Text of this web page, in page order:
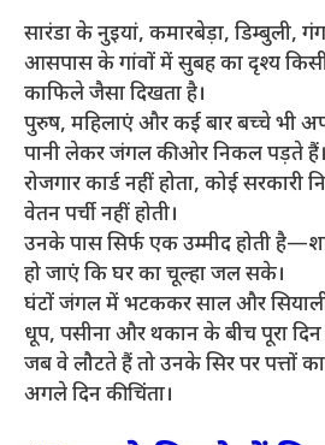
सारंडा के नुइयां, कमारबेड़ा, डिम्बुली,
आसपास के गांवों में सुबह का दृश्य
काफिले जैसा दिखता है।
पुरुष, महिलाएं और कई बार बच्चे भी
पानी लेकर जंगल की ओर निकल पड़ते
रोजगार कार्ड नहीं होता, कोई सरकारी
वेतन पर्ची नहीं होती।
उनके पास सिर्फ एक उम्मीद होती
हो जाएं कि घर का चूल्हा जल सके।
घंटों जंगल में भटककर साल और सियाली
धूप, पसीना और थकान के बीच पूरा दिन
जब वे लौटते हैं तो उनके सिर पर पत्तों
अगले दिन की चिंता।